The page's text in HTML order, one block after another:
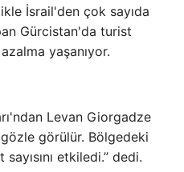
İsrail'den çok sayıda
Gürcistan'da turist
yaşanıyor.
Levan Giorgadze
gözle görülür. Bölgedeki
etkiledi.” dedi.